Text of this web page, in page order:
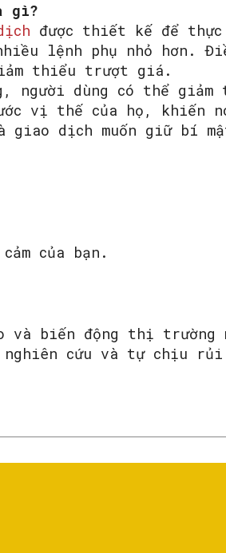
gì?
được thiết kế để
lệnh phụ nhỏ hơn.
thiểu trượt giá.
người dùng có thể
vị thế của họ, khiến
giao dịch muốn giữ bí
của bạn.
biến động thị trường
cứu và tự chịu